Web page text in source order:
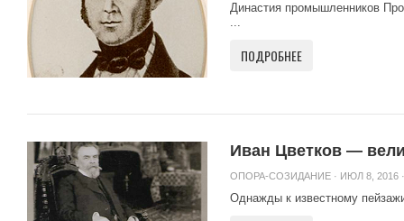
Династия промышленников
...
ПОДРОБНЕЕ
Иван Цветков —
ОПОРА-СОЗИДАНИЕ · ИЮЛ 8, 2016 ·
Однажды к известному